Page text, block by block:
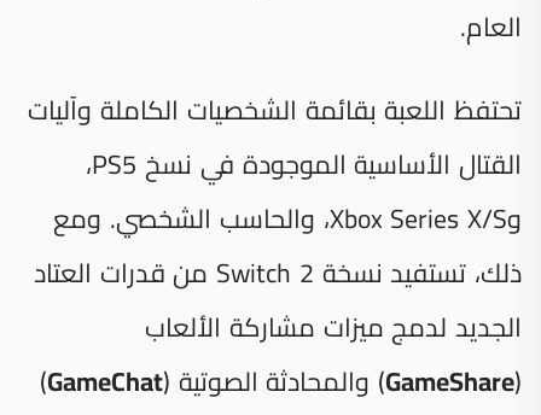
العام.
تحتفظ اللعبة بقائمة الشخصيات الكاملة وآليات
القتال الأساسية الموجودة في نسخ PS5،
وXbox Series X/S، والحاسب الشخصي. ومع
ذلك، تستفيد نسخة Switch 2 من قدرات العتاد
الجديد لدمج ميزات مشاركة الألعاب
(
GameShare) والمحادثة الصوتية (GameChat
)